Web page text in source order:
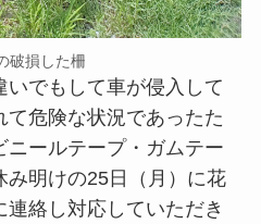
破損した柵
でもして車が侵入して
て危険な状況であったた
ールテープ・ガムテー
み明けの25日（月）に花
絡し対応していただき